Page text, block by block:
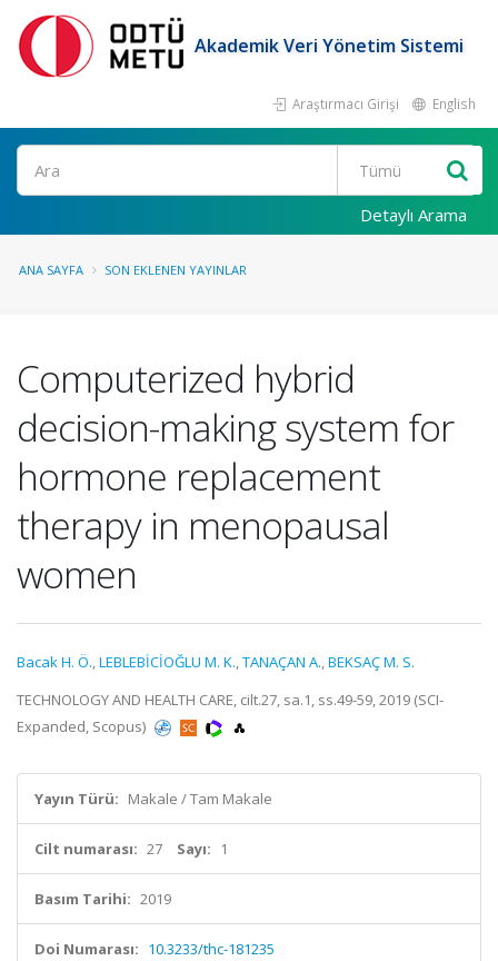
Akademik Veri Yönetim Sistemi
Araştırmacı Girişi English
Ara
Detaylı Arama
ANA SAYFA SON EKLENEN YAYINLAR
Computerized hybrid
decision-making system for
hormone replacement
therapy in menopausal
women
Bacak H. Ö.,LEBLEBİCİOĞLU M. K.,TANAÇAN A.,BEKSAÇ M. S.
TECHNOLOGY AND HEALTH CARE, cilt.27, sa.1, ss.49-59, 2019 (SCI-
Expanded, Scopus)
Yayın Türü: Makale / Tam Makale
Cilt numarası: 27 Sayı: 1
Basım Tarihi: 2019
Doi Numarası: 10.3233/thc-181235